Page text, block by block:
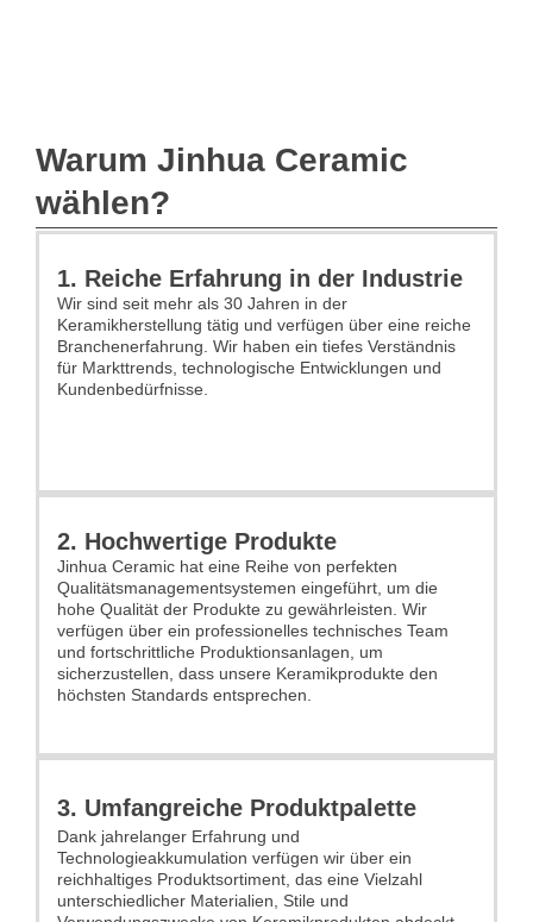
Warum Jinhua Ceramic
wählen?
1. Reiche Erfahrung in der Industrie
Wir sind seit mehr als 30 Jahren in der
Keramikherstellung tätig und verfügen über eine reiche
Branchenerfahrung. Wir haben ein tiefes Verständnis
für Markttrends, technologische Entwicklungen und
Kundenbedürfnisse.
2. Hochwertige Produkte
Jinhua Ceramic hat eine Reihe von perfekten
Qualitätsmanagementsystemen eingeführt, um die
hohe Qualität der Produkte zu gewährleisten. Wir
verfügen über ein professionelles technisches Team
und fortschrittliche Produktionsanlagen, um
sicherzustellen, dass unsere Keramikprodukte den
höchsten Standards entsprechen.
3. Umfangreiche Produktpalette
Dank jahrelanger Erfahrung und
Technologieakkumulation verfügen wir über ein
reichhaltiges Produktsortiment, das eine Vielzahl
unterschiedlicher Materialien, Stile und